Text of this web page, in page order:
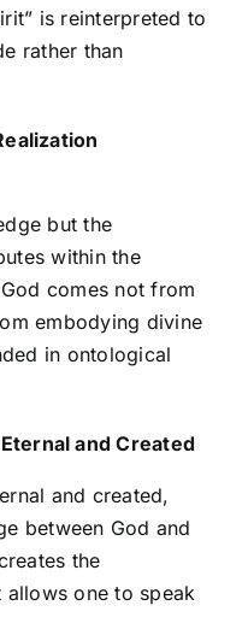
is reinterpreted to
rather than
but the
within the
comes not from
embodying divine
in ontological
and Created
and created,
between God and
the
allows one to speak